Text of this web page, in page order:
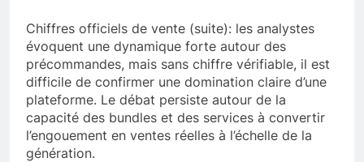
Chiffres officiels de vente (suite): les analystes
évoquent une dynamique forte autour des
précommandes, mais sans chiffre vérifiable, il est
difficile de confirmer une domination claire d’une
plateforme. Le débat persiste autour de la
capacité des bundles et des services à convertir
l’engouement en ventes réelles à l’échelle de la
génération.